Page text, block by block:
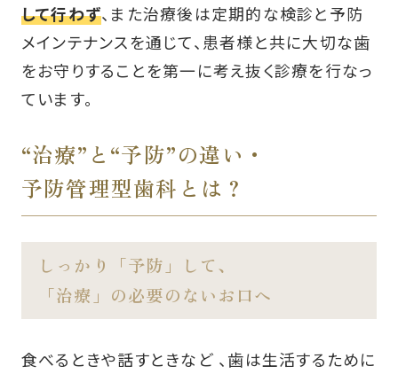
して行わず、また治療後は定期的な検診と予防
メインテナンスを通じて、患者様と共に大切な歯
をお守りすることを第一に考え抜く診療を行なっ
ています。
“治療”と“予防”の違い・
予防管理型歯科とは？
しっかり「予防」して、
「治療」の必要のないお口へ
食べるときや話すときなど 、歯は生活するために